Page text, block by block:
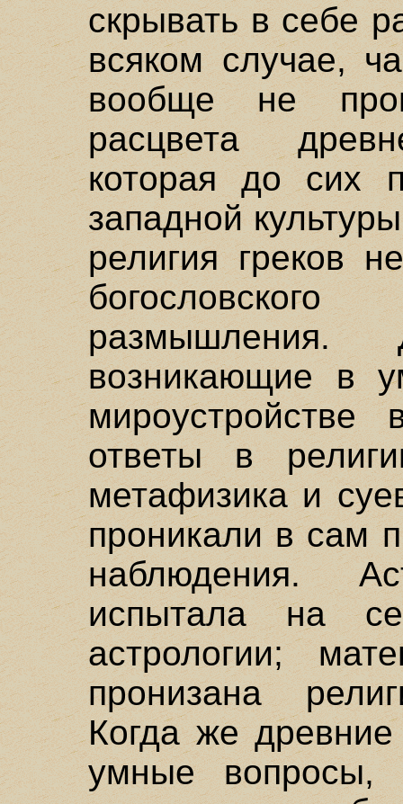
скрывать в себе
всяком случае,
вообще не
расцвета
которая до сих
западной
религия греков
возникающие в
мироустройстве
ответы в
метафизика и
проникали в сам
наблюдения.
испытала на
астрологии;
пронизана
Когда же древние
умные вопросы,